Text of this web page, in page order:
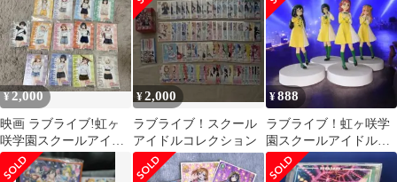
¥2,000
映画 ラブライブ!虹ヶ
咲学園スクールアイド
ル同好会 ブロマイド フ
ルセット
¥2,000
ラブライブ！スクール
アイドルコレクション
¥888
ラブライブ！虹ヶ咲学
園スクールアイドル同
好会 ♪未来ハーモニー
衣装